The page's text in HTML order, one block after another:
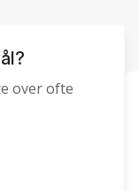
over ofte